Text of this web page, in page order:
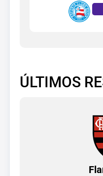
ÚLTIMOS